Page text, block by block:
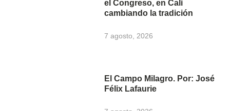
el Congreso, en Cali
cambiando la tradición
7 agosto, 2026
El Campo Milagro. Por: José
Félix Lafaurie